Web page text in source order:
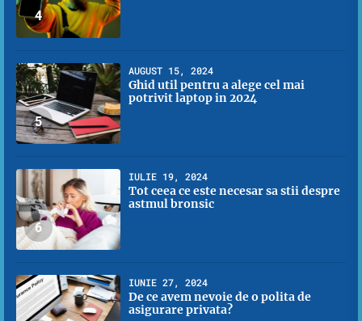
4
5
AUGUST 15, 2024
Ghid util pentru a alege cel mai
potrivit laptop in 2024
6
IULIE 19, 2024
Tot ceea ce este necesar sa stii despre
astmul bronsic
IUNIE 27, 2024
De ce avem nevoie de o polita de
asigurare privata?